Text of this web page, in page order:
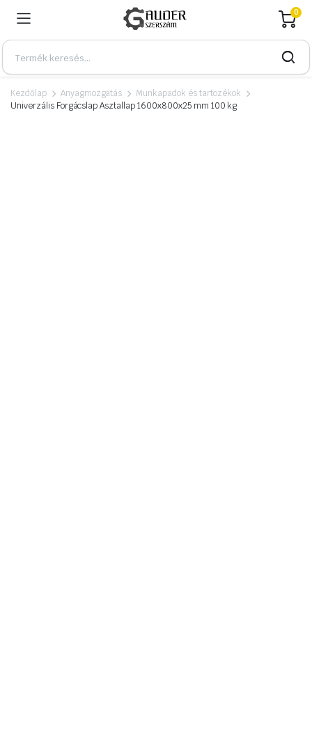
0
Kezdőlap Anyagmozgatás
Munkapadok és tartozékok
Univerzális Forgácslap Asztallap 1600x800x25 mm 100 kg